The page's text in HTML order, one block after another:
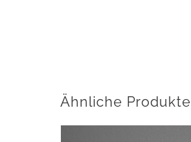
Ähnliche Produkte